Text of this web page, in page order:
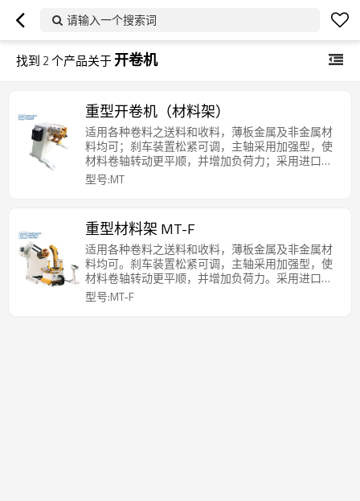
请输入一个搜索词
找到 2个产品关于开卷机
重型开卷机（材料架）
适用各种卷料之送料和收料，薄板金属及非金属材
料均可；刹车装置松紧可调，主轴采用加强型，使
材料卷轴转动更平顺，并增加负荷力；采用进口零
件，故障少，寿命长；扩张方式可选择手动扩张或
油压扩张，可加装压料臂，变频调速，台车等；可
型号:MT
重型材料架 MT-F
适用各种卷料之送料和收料，薄板金属及非金属材
料均可。刹车装置松紧可调，主轴采用加强型，使
材料卷轴转动更平顺，并增加负荷力。采用进口零
件，故障少，寿命长。扩张方式可选择手动扩张或
油压扩张，可加装压料臂，变频调速，台车等。可
型号:MT-F